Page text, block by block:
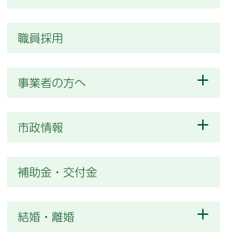
職員採用
事業者の方へ
市政情報
補助金・交付金
結婚・離婚